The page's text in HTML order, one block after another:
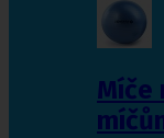
Míče